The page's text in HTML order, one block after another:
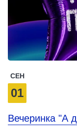
СЕН
01
Вечеринка "А